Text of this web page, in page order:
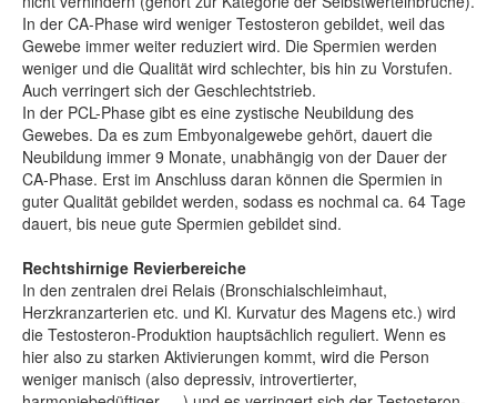
In der CA-Phase wird weniger Testosteron gebildet, weil das
Gewebe immer weiter reduziert wird. Die Spermien werden
weniger und die Qualität wird schlechter, bis hin zu Vorstufen.
Auch verringert sich der Geschlechtstrieb.
In der PCL-Phase gibt es eine zystische Neubildung des
Gewebes. Da es zum Embyonalgewebe gehört, dauert die
Neubildung immer 9 Monate, unabhängig von der Dauer der
CA-Phase. Erst im Anschluss daran können die Spermien in
guter Qualität gebildet werden, sodass es nochmal ca. 64 Tage
dauert, bis neue gute Spermien gebildet sind.
Rechtshirnige Revierbereiche
In den zentralen drei Relais (Bronschialschleimhaut,
Herzkranzarterien etc. und Kl. Kurvatur des Magens etc.) wird
die Testosteron-Produktion hauptsächlich reguliert. Wenn es
hier also zu starken Aktivierungen kommt, wird die Person
weniger manisch (also depressiv, introvertierter,